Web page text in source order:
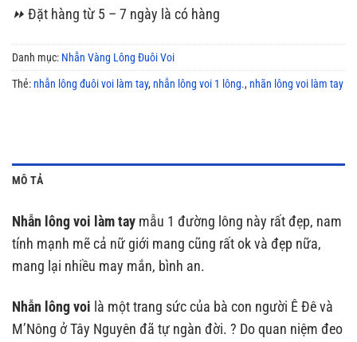
⏩ Đặt hàng từ 5 – 7 ngày là có hàng
Danh mục: Nhẫn Vàng Lông Đuôi Voi
Thẻ: nhẫn lông đuôi voi làm tay, nhẫn lông voi 1 lông., nhãn lông voi làm tay
MÔ TẢ
Nhẫn lông voi làm tay mẫu 1 đường lông này rất đẹp, nam
tính mạnh mẽ cả nữ giới mang cũng rất ok và đẹp nữa,
mang lại nhiều may mắn, bình an.
Nhẫn lông voi là một trang sức của bà con người Ê Đê và
M’Nông ở Tây Nguyên đã tự ngàn đời. ? Do quan niệm đeo